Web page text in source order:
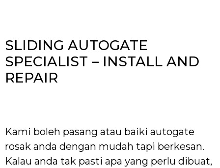
SLIDING AUTOGATE
SPECIALIST – INSTALL AND
REPAIR
Kami boleh pasang atau baiki autogate
rosak anda dengan mudah tapi berkesan.
Kalau anda tak pasti apa yang perlu dibuat,